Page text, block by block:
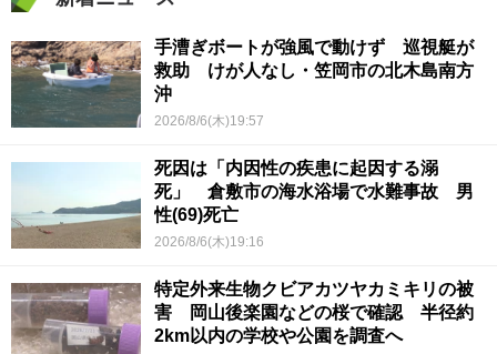
手漕ぎボートが強風で動けず 巡視艇が
救助 けが人なし・笠岡市の北木島南方
沖
2026/8/6(木)19:57
死因は「内因性の疾患に起因する溺
死」 倉敷市の海水浴場で水難事故 男
性(69)死亡
2026/8/6(木)19:16
特定外来生物クビアカツヤカミキリの被
害 岡山後楽園などの桜で確認 半径約
2km以内の学校や公園を調査へ